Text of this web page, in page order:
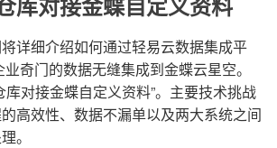
库对接金蝶自定义资料
详细介绍如何通过轻易云数据集成平
奇门的数据无缝集成到金蝶云星空。
库对接金蝶自定义资料”。主要技术挑战
高效性、数据不漏单以及两大系统之间
。